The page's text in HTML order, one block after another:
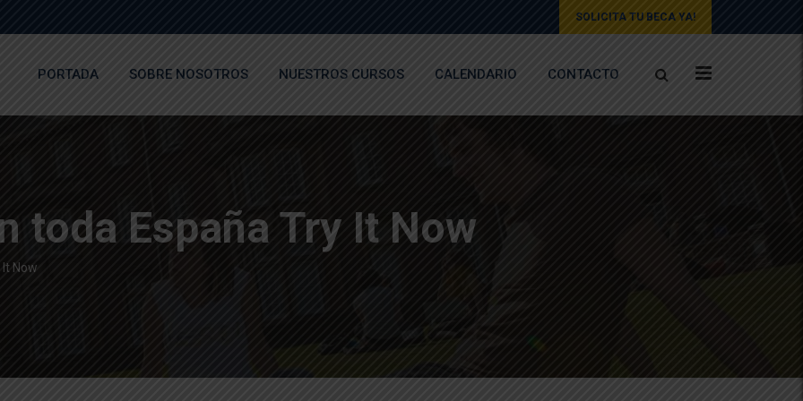
SOLICITA TU BECA YA!
PORTADA SOBRE NOSOTROS NUESTROS CURSOS CALENDARIO CONTACTO
toda España Try It Now
Now